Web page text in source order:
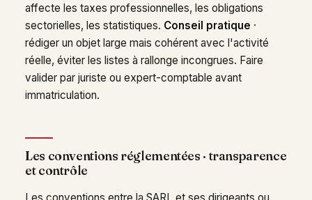
affecte les taxes professionnelles, les obligations
sectorielles, les statistiques. Conseil pratique ·
rédiger un objet large mais cohérent avec l'activité
réelle, éviter les listes à rallonge incongrues. Faire
valider par juriste ou expert-comptable avant
immatriculation.
Les conventions réglementées · transparence
et contrôle